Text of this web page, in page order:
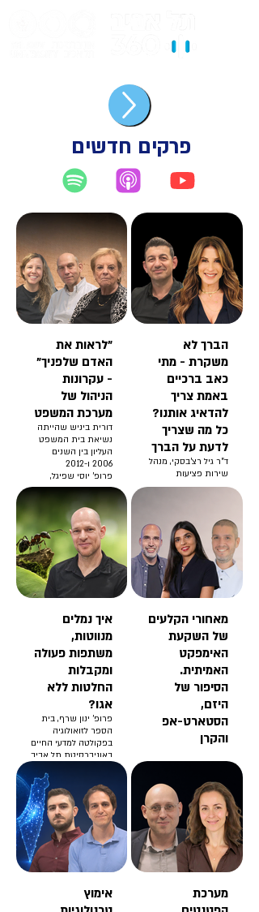
פרקים חדשים
הברך לא
משקרת - מתי
כאב ברכיים
באמת צריך
להדאיג אותנו?
כל מה שצריך
לדעת על הברך
ד”ר גיל רצ’בסקי, מנהל
שירות פציעות
הספורט בחטיבה
לספורט לילדים
ומתבגרים בבית
החולים “דנה”
"לראות את
האדם שלפניך"
- עקרונות
הניהול של
מערכת המשפט
דורית ביניש שהייתה
נשיאת בית המשפט
העליון בין השנים
2006 ו-2012
פרופ' יוסי שפיגל,
הפקולטה לניהול ע"ש
קולר באוניברסיטת
ת"א
פרופ' כרמית תדמור,
הפקולטה לניהול ע"ש
קולר באוניברסיטת
ת"א
מאחורי הקלעים
של השקעת
האימפקט
האמיתית.
הסיפור של
היזם,
הסטארט-אפ
והקרן
איך נמלים
מנווטות,
משתפות פעולה
ומקבלות
החלטות ללא
אגו?
פרופ' ינון שרף, בית
הספר לזואולוגיה
בפקולטה למדעי החיים
באוניברסיטת תל אביב
מערכת
אימוץ